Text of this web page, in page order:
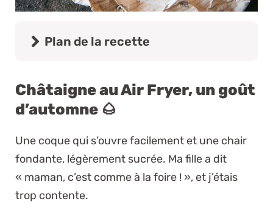
Plan de la recette
Châtaigne au Air Fryer, un goût
d’automne 🌰
Une coque qui s’ouvre facilement et une chair
fondante, légèrement sucrée. Ma fille a dit
« maman, c’est comme à la foire ! », et j’étais
trop contente.